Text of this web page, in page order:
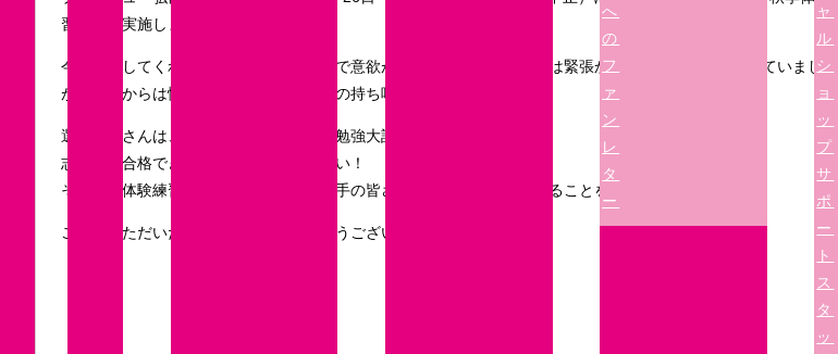
へ
の
フ
ァ
ン
レ
タ
ー
ャ
ル
シ
ョ
ッ
プ
サ
ポ
ー
ト
ス
タ
ッ
習会」を実施しました！
今回参加してくれた選手達は、一生懸命で意欲がある選手が多く、初めは緊張からかプレーが固くなっていました
が、途中からは慣れてきて選手それぞれの持ち味を発揮していました。
選手の皆さんは、これからいよいよ受験勉強大詰めです！
志望校に合格できるよう頑張ってください！
そして、体験練習会に参加してくれた選手の皆さんと来春から共に戦えることを願っています！！
ご参加いただいた選手の皆さんありがとうございました。